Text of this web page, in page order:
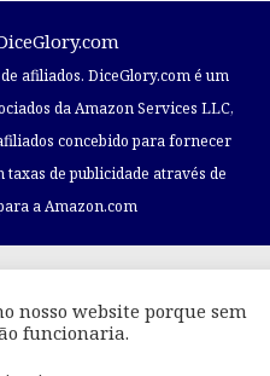
afiliados. DiceGlory.com é um
da Amazon Services LLC,
concebido para fornecer
de publicidade através de
a Amazon.com
nosso website porque sem
funcionaria.